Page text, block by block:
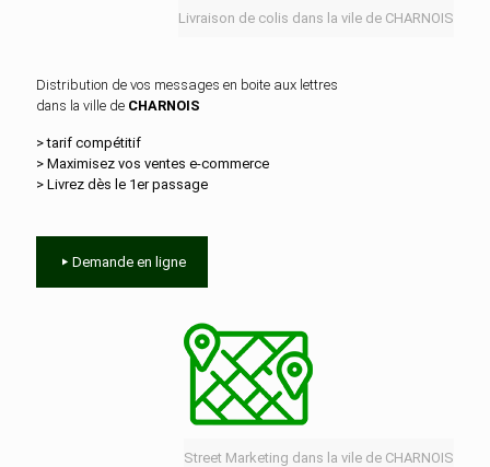
Livraison de colis dans la vile de CHARNOIS
Distribution de vos messages en boite aux lettres
dans la ville de CHARNOIS
> tarif compétitif
> Maximisez vos ventes e‑commerce
> Livrez dès le 1er passage
Demande en ligne
Street Marketing dans la vile de CHARNOIS